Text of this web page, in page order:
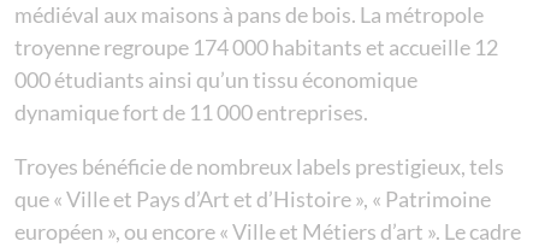
médiéval aux maisons à pans de bois. La métropole
troyenne regroupe 174 000 habitants et accueille 12
000 étudiants ainsi qu’un tissu économique
dynamique fort de 11 000 entreprises.
Troyes bénéficie de nombreux labels prestigieux, tels
que « Ville et Pays d’Art et d’Histoire », « Patrimoine
européen », ou encore « Ville et Métiers d’art ». Le cadre